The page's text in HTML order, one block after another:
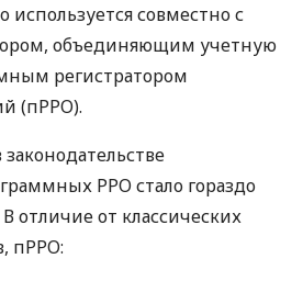
используется совместно с
объединяющим учетную
регистратором
(пРРО).
РРО стало гораздо
отличие от классических
пРРО: